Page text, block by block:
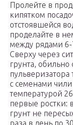
Пролейте в
кипятком
отстоявшейся
проделайте в
между рядами
Сверху через
грунта,
с семенами
температурой
первые ростки:
грунт не
раза в день по